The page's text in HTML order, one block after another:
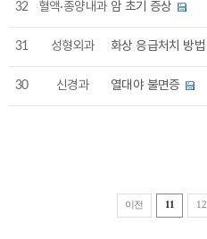
32 혈액·종양내과 암 초기 증상
31 성형외과 화상 응급처치 방법
30 신경과 열대야 불면증
이전 11 12